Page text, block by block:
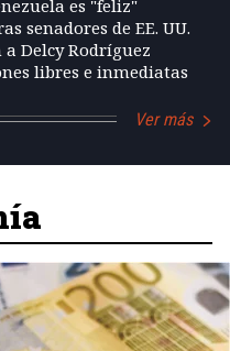
es "feliz"
senadores de EE. UU.
a Delcy Rodríguez
libres e inmediatas
Ver más